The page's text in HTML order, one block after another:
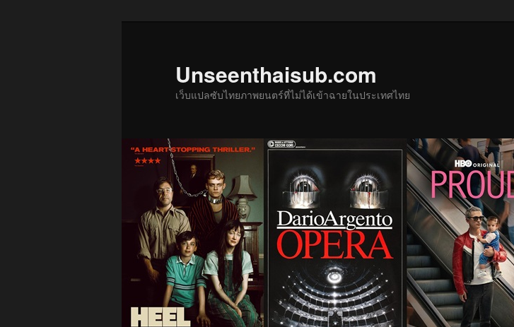
Unseenthaisub.com
เว็บแปลซับไทยภาพยนตร์ที่ไม่ได้เข้าฉายในประเทศไทย